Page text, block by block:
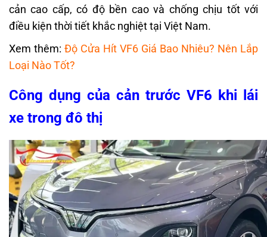
cản cao cấp, có độ bền cao và chống chịu tốt với
điều kiện thời tiết khắc nghiệt tại Việt Nam.
Xem thêm: Độ Cửa Hít VF6 Giá Bao Nhiêu? Nên Lắp
Loại Nào Tốt?
Công dụng của cản trước VF6 khi lái
xe trong đô thị